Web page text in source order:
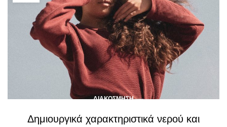
ΔΙΑΚΌΣΜΗΣΗ
Δημιουργικά χαρακτηριστικά νερού και